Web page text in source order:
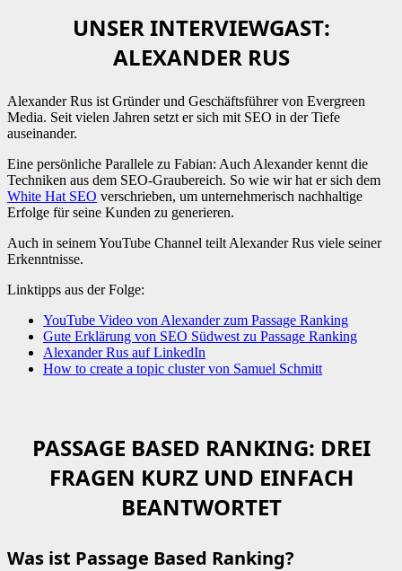
UNSER INTERVIEWGAST:
ALEXANDER RUS
Alexander Rus ist Gründer und Geschäftsführer von Evergreen
Media. Seit vielen Jahren setzt er sich mit SEO in der Tiefe
auseinander.
Eine persönliche Parallele zu Fabian: Auch Alexander kennt die
Techniken aus dem SEO-Graubereich. So wie wir hat er sich dem
White Hat SEO verschrieben, um unternehmerisch nachhaltige
Erfolge für seine Kunden zu generieren.
Auch in seinem YouTube Channel teilt Alexander Rus viele seiner
Erkenntnisse.
Linktipps aus der Folge:
YouTube Video von Alexander zum Passage Ranking
Gute Erklärung von SEO Südwest zu Passage Ranking
Alexander Rus auf LinkedIn
How to create a topic cluster von Samuel Schmitt
PASSAGE BASED RANKING: DREI
FRAGEN KURZ UND EINFACH
BEANTWORTET
Was ist Passage Based Ranking?